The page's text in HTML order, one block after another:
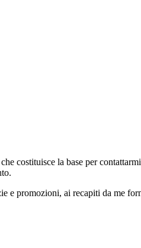
costituisce la base per
e promozioni, ai recapiti da me